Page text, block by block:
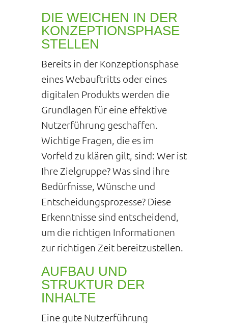
DIE WEICHEN IN DER
KONZEPTIONSPHASE
STELLEN
Bereits in der Konzeptionsphase
eines Webauftritts oder eines
digitalen Produkts werden die
Grundlagen für eine effektive
Nutzerführung geschaffen.
Wichtige Fragen, die es im
Vorfeld zu klären gilt, sind: Wer ist
Ihre Zielgruppe? Was sind ihre
Bedürfnisse, Wünsche und
Entscheidungsprozesse? Diese
Erkenntnisse sind entscheidend,
um die richtigen Informationen
zur richtigen Zeit bereitzustellen.
AUFBAU UND
STRUKTUR DER
INHALTE
Eine gute Nutzerführung